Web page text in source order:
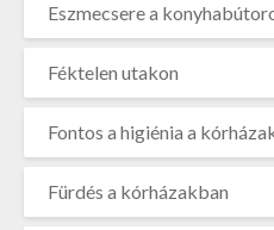
Eszmecsere a
Féktelen utakon
Fontos a higiénia a
Fürdés a kórházakban